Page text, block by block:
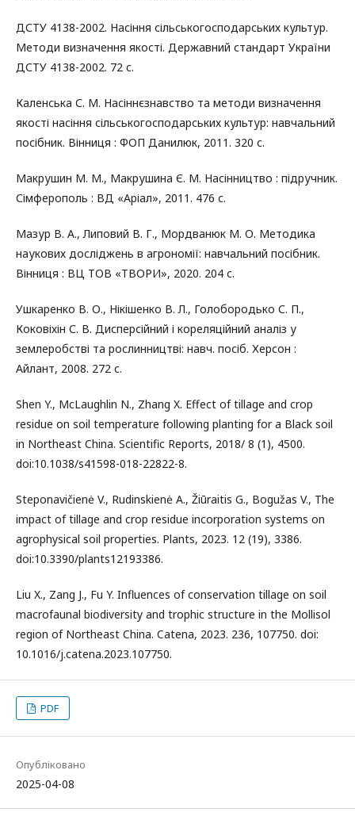
ДСТУ 4138-2002. Насіння сільськогосподарських культур.
Методи визначення якості. Державний стандарт України
ДСТУ 4138-2002. 72 c.
Каленська С. М. Насіннєзнавство та методи визначення
якості насіння сільськогосподарських культур: навчальний
посібник. Вінниця : ФОП Данилюк, 2011. 320 с.
Макрушин М. М., Макрушина Є. М. Насінництво : підручник.
Сімферополь : ВД «Аріал», 2011. 476 с.
Мазур В. А., Липовий В. Г., Мордванюк М. О. Методика
наукових досліджень в агрономії: навчальний посібник.
Вінниця : ВЦ ТОВ «ТВОРИ», 2020. 204 с.
Ушкаренко В. О., Нікішенко В. Л., Голобородько С. П.,
Коковіхін С. В. Дисперсійний і кореляційний аналіз у
землеробстві та рослинництві: навч. посіб. Херсон :
Айлант, 2008. 272 с.
Shen Y., McLaughlin N., Zhang X. Effect of tillage and crop
residue on soil temperature following planting for a Black soil
in Northeast China. Scientific Reports, 2018/ 8 (1), 4500.
doi:10.1038/s41598-018-22822-8.
Steponavičienė V., Rudinskienė A., Žiūraitis G., Bogužas V., The
impact of tillage and crop residue incorporation systems on
agrophysical soil properties. Plants, 2023. 12 (19), 3386.
doi:10.3390/plants12193386.
Liu X., Zang J., Fu Y. Influences of conservation tillage on soil
macrofaunal biodiversity and trophic structure in the Mollisol
region of Northeast China. Catena, 2023. 236, 107750. doi:
10.1016/j.catena.2023.107750.
PDF
Опубліковано
2025-04-08